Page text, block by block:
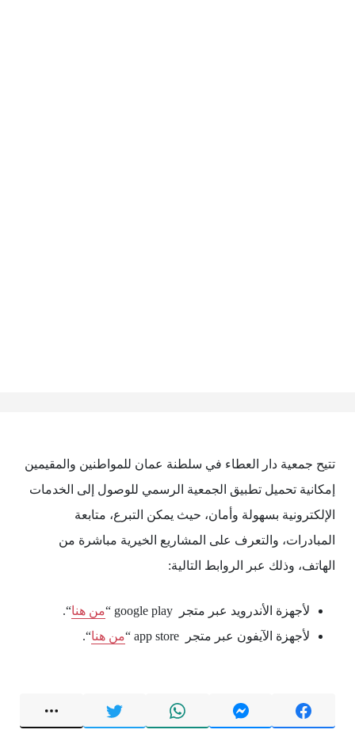
تتيح جمعية دار العطاء في سلطنة عمان للمواطنين والمقيمين
إمكانية تحميل تطبيق الجمعية الرسمي للوصول إلى الخدمات
الإلكترونية بسهولة وأمان، حيث يمكن التبرع، متابعة
المبادرات، والتعرف على المشاريع الخيرية مباشرة من
الهاتف، وذلك عبر الروابط التالية:
لأجهزة الأندرويد عبر متجر google play “ من هنا“.
لأجهزة الآيفون عبر متجر app store “
من هنا“.